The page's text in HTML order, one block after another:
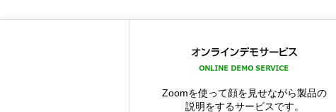
Zoomを使って顔を見せながら製品の
説明をするサービスです。